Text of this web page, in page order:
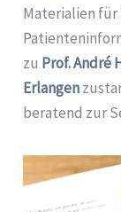
Materialien für
zu Prof. André
Erlangen
beratend zur